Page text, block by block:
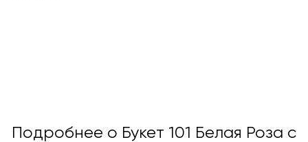
Подробнее о Букет 101 Белая Роза с